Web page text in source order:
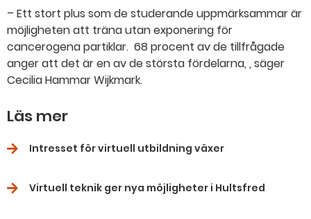
– Ett stort plus som de studerande uppmärksammar är
möjligheten att träna utan exponering för
cancerogena partiklar. 68 procent av de tillfrågade
anger att det är en av de största fördelarna, , säger
Cecilia Hammar Wijkmark.
Läs mer
Intresset för virtuell utbildning växer
Virtuell teknik ger nya möjligheter i Hultsfred